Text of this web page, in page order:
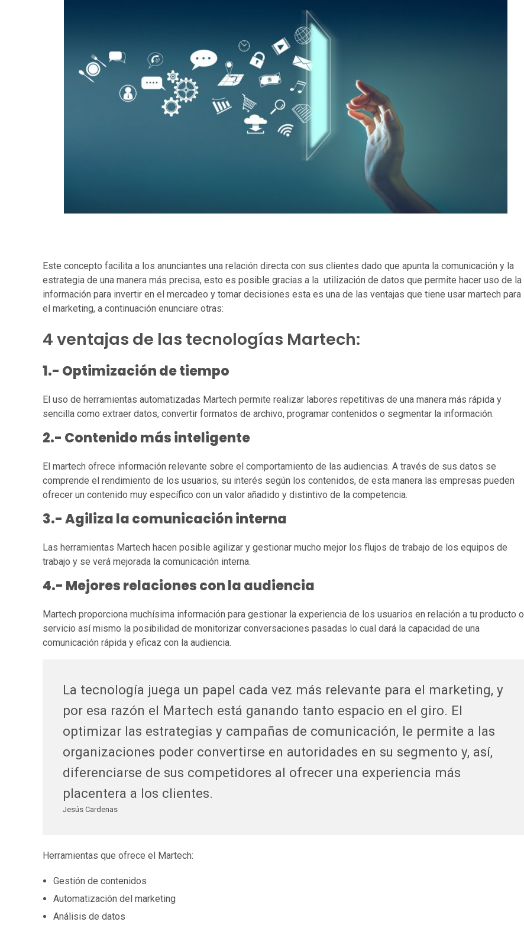
Este concepto facilita a los anunciantes una relación directa con sus clientes dado que apunta la comunicación y la
estrategia de una manera más precisa, esto es posible gracias a la utilización de datos que permite hacer uso de la
información para invertir en el mercadeo y tomar decisiones esta es una de las ventajas que tiene usar martech para
el marketing, a continuación enunciare otras:
4 ventajas de las tecnologías Martech:
1.- Optimización de tiempo
El uso de herramientas automatizadas Martech permite realizar labores repetitivas de una manera más rápida y
sencilla como extraer datos, convertir formatos de archivo, programar contenidos o segmentar la información.
2.- Contenido más inteligente
El martech ofrece información relevante sobre el comportamiento de las audiencias. A través de sus datos se
comprende el rendimiento de los usuarios, su interés según los contenidos, de esta manera las empresas pueden
ofrecer un contenido muy específico con un valor añadido y distintivo de la competencia.
3.- Agiliza la comunicación interna
Las herramientas Martech hacen posible agilizar y gestionar mucho mejor los flujos de trabajo de los equipos de
trabajo y se verá mejorada la comunicación interna.
4.- Mejores relaciones con la audiencia
Martech proporciona muchísima información para gestionar la experiencia de los usuarios en relación a tu producto o
servicio así mismo la posibilidad de monitorizar conversaciones pasadas lo cual dará la capacidad de una
comunicación rápida y eficaz con la audiencia.
La tecnología juega un papel cada vez más relevante para el marketing, y
por esa razón el Martech está ganando tanto espacio en el giro. El
optimizar las estrategias y campañas de comunicación, le permite a las
organizaciones poder convertirse en autoridades en su segmento y, así,
diferenciarse de sus competidores al ofrecer una experiencia más
placentera a los clientes.
Jesús Cardenas
Herramientas que ofrece el Martech:
Gestión de contenidos
Automatización del marketing
Análisis de datos